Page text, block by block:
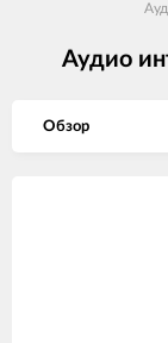
Аудио
Обзор